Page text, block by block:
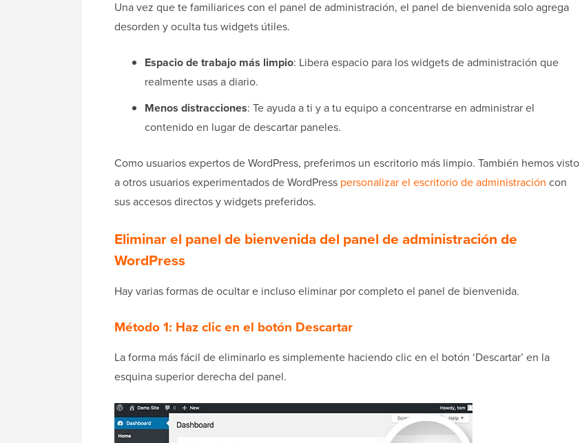
Una vez que te familiarices con el panel de administración, el panel de bienvenida solo agrega
desorden y oculta tus widgets útiles.
Espacio de trabajo más limpio: Libera espacio para los widgets de administración que
realmente usas a diario.
Menos distracciones: Te ayuda a ti y a tu equipo a concentrarse en administrar el
contenido en lugar de descartar paneles.
Como usuarios expertos de WordPress, preferimos un escritorio más limpio. También hemos visto
a otros usuarios experimentados de WordPress personalizar el escritorio de administración con
sus accesos directos y widgets preferidos.
Eliminar el panel de bienvenida del panel de administración de
WordPress
Hay varias formas de ocultar e incluso eliminar por completo el panel de bienvenida.
Método 1: Haz clic en el botón Descartar
La forma más fácil de eliminarlo es simplemente haciendo clic en el botón ‘Descartar’ en la
esquina superior derecha del panel.